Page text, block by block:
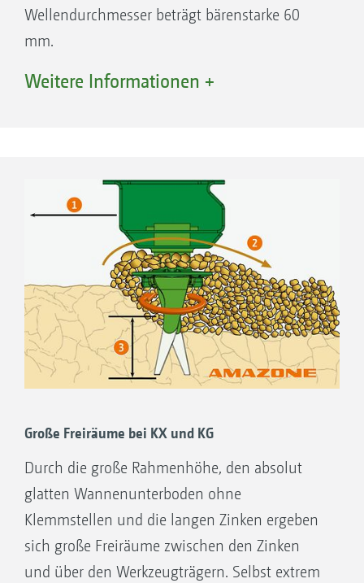
Wellendurchmesser beträgt bärenstarke 60
mm.
mit großem Abstand gelagert. Die Abdichtung
eine Labyrinthdichtung gegen das Einziehen
von Pflanzenfasern.
Zinkenträger und Welle sind aus einem
Stück geschmiedet. Der Wellendurchmesser
beträgt bärenstarke 60 mm.
Stabile Wanne
Wannenprofil mit doppeltem Wannenboden
und eingeschweißten Lagerhülsen ist extrem ­
verwindungsfest, um die beim Transport von
schweren Packerwalzen und Aufbau­
sämaschinen auftretenden hohen Kräfte gut
zu bewältigen. Stirnräder und Lager laufen in
Weitere Informationen +
Große Freiräume bei KX und KG
Durch die große Rahmenhöhe, den absolut
glatten Wannenunterboden ohne
Klemmstellen und die langen Zinken ergeben
sich große Freiräume zwischen den Zinken
und über den Werkzeugträgern. Selbst extrem